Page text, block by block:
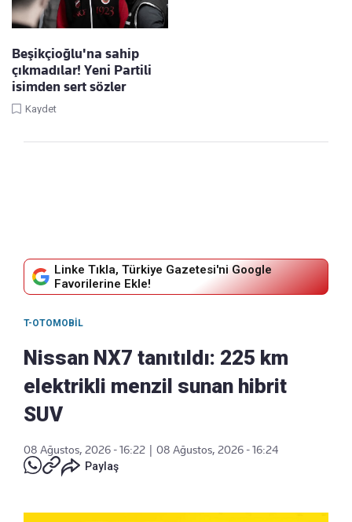
Beşikçioğlu'na sahip
çıkmadılar! Yeni Partili
isimden sert sözler
Kaydet
Linke Tıkla, Türkiye Gazetesi'ni Google
Favorilerine Ekle!
T-OTOMOBIL
Nissan NX7 tanıtıldı: 225 km
elektrikli menzil sunan hibrit
SUV
08 Ağustos, 2026 - 16:22
08 Ağustos, 2026 - 16:24
Paylaş